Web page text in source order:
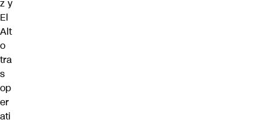
z y
El
Alt
o
tra
s
op
er
ati